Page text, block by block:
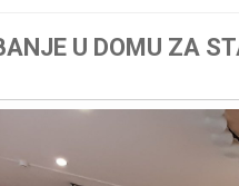
U DOMU ZA